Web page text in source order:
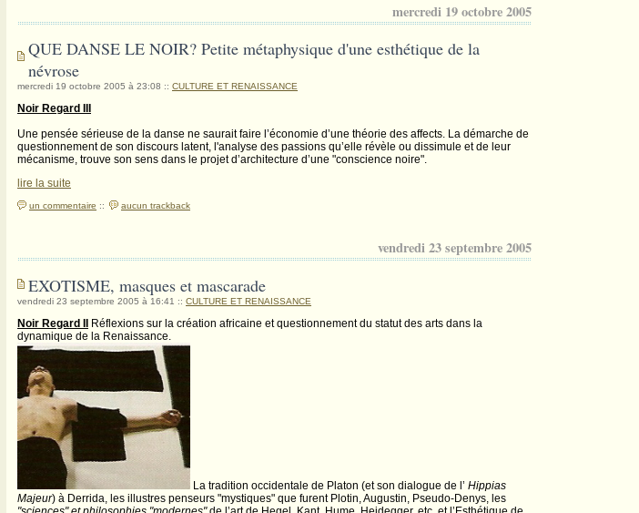
mercredi 19 octobre 2005
QUE DANSE LE NOIR? Petite métaphysique d'une esthétique de la
névrose
mercredi 19 octobre 2005 à 23:08 :: CULTURE ET RENAISSANCE
Noir Regard III
Une pensée sérieuse de la danse ne saurait faire l’économie d’une théorie des affects. La démarche de
questionnement de son discours latent, l'analyse des passions qu’elle révèle ou dissimule et de leur
mécanisme, trouve son sens dans le projet d’architecture d’une "conscience noire".
lire la suite
un commentaire :: aucun trackback
vendredi 23 septembre 2005
EXOTISME, masques et mascarade
vendredi 23 septembre 2005 à 16:41 :: CULTURE ET RENAISSANCE
Noir Regard II Réflexions sur la création africaine et questionnement du statut des arts dans la
dynamique de la Renaissance.
La tradition occidentale de Platon (et son dialogue de l’ Hippias
Majeur) à Derrida, les illustres penseurs "mystiques" que furent Plotin, Augustin, Pseudo-Denys, les